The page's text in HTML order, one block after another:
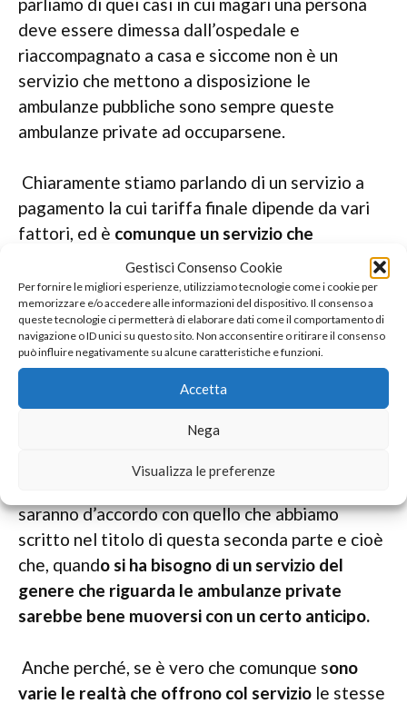
Gestisci Consenso Cookie
Per fornire le migliori esperienze, utilizziamo tecnologie come i cookie per
memorizzare e/o accedere alle informazioni del dispositivo. Il consenso a
queste tecnologie ci permetterà di elaborare dati come il comportamento di
navigazione o ID unici su questo sito. Non acconsentire o ritirare il consenso
può influire negativamente su alcune caratteristiche e funzioni.
Accetta
Nega
Visualizza le preferenze
deve essere dimessa dall’ospedale e
riaccompagnato a casa e siccome non è un
servizio che mettono a disposizione le
ambulanze pubbliche sono sempre queste
ambulanze private ad occuparsene.
Chiaramente stiamo parlando di un servizio a
pagamento la cui tariffa finale dipende da vari
fattori, ed è comunque un servizio che
dovrebbe essere programmato con grande
anticipo per non avere problemi.
Programmare un servizio di pronto intervento
per le manifestazioni è sempre una buona idea
Di sicuro gli organizzatori di eventi ai quali
abbiamo fatto riferimento e abbiamo fatto solo
degli esempi rispetto a dei grandi eventi però
saranno d’accordo con quello che abbiamo
scritto nel titolo di questa seconda parte e cioè
che, quando si ha bisogno di un servizio del
genere che riguarda le ambulanze private
sarebbe bene muoversi con un certo anticipo.
Anche perché, se è vero che comunque sono
varie le realtà che offrono col servizio le stesse